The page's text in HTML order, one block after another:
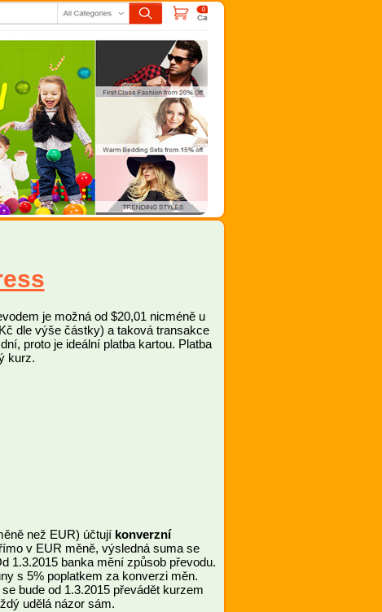
je možná od $20,01 nicméně u
dle výše částky) a taková transakce
proto je ideální platba kartou. Platba
kurz.
než EUR) účtují konverzní
v EUR měně, výsledná suma se
1.3.2015 banka mění způsob převodu.
s 5% poplatkem za konverzi měn.
bude od 1.3.2015 převádět kurzem
udělá názor sám.